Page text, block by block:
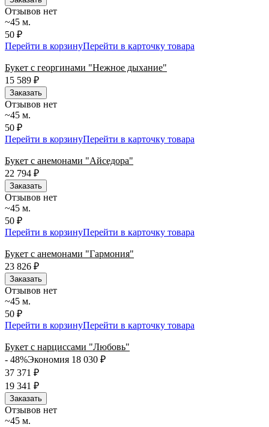
Отзывов нет
~45 м.
50 ₽
Перейти в корзинуПерейти в карточку товара
Букет с георгинами "Нежное дыхание"
15 589 ₽
Заказать
Отзывов нет
~45 м.
50 ₽
Перейти в корзинуПерейти в карточку товара
Букет с анемонами "Айседора"
22 794 ₽
Заказать
Отзывов нет
~45 м.
50 ₽
Перейти в корзинуПерейти в карточку товара
Букет с анемонами "Гармония"
23 826 ₽
Заказать
Отзывов нет
~45 м.
50 ₽
Перейти в корзинуПерейти в карточку товара
Букет с нарциссами "Любовь"
- 48%Экономия 18 030 ₽
37 371 ₽
19 341 ₽
Заказать
Отзывов нет
~45 м.